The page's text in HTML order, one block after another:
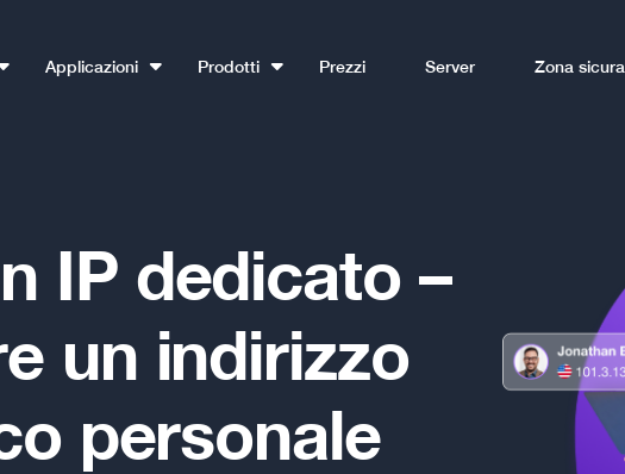
Applicazioni Prodotti Prezzi Server Zona sicura
IP dedicato –
un indirizzo
personale